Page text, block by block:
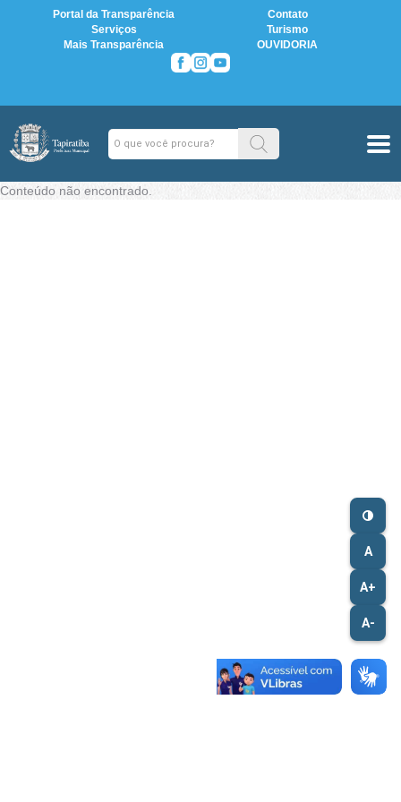
Portal da Transparência
Contato
Serviços
Turismo
Mais Transparência
OUVIDORIA
A
A+
A-
Conteúdo não encontrado.